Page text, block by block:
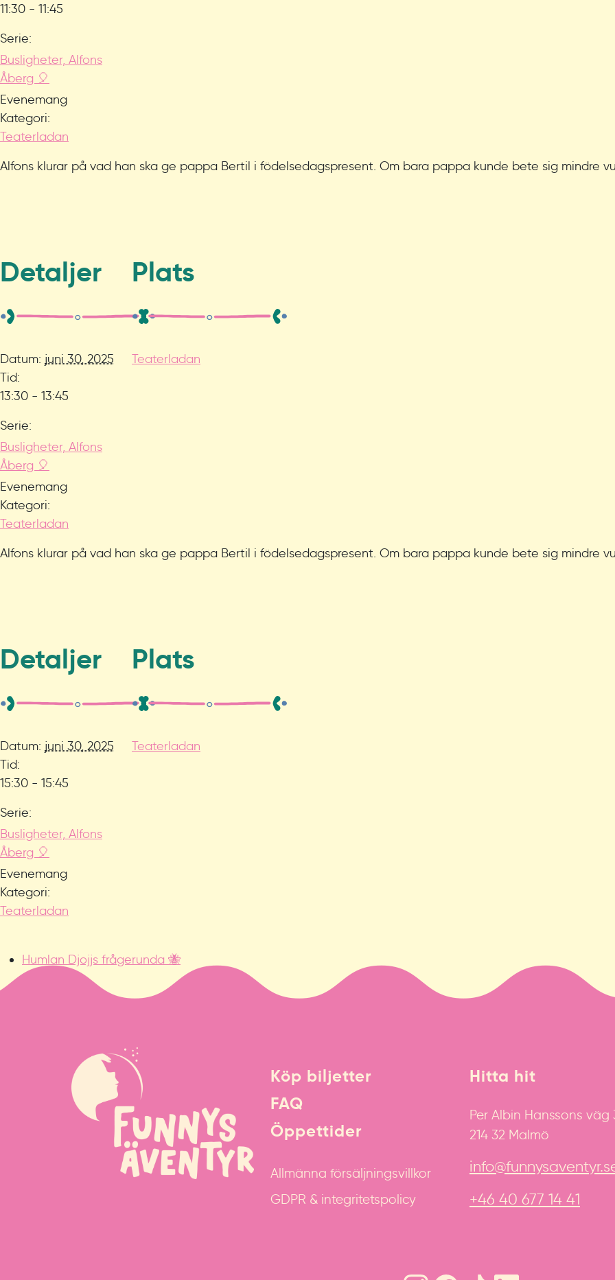
11:30 - 11:45
Serie:
Busligheter, Alfons
Åberg 🎈
Evenemang
Kategori:
Teaterladan
Alfons klurar på vad han ska ge pappa Bertil i födelsedagspresent. Om bara pappa kunde bete sig mindre
Detaljer
Datum: juni 30, 2025
Tid:
13:30 - 13:45
Serie:
Busligheter, Alfons
Åberg 🎈
Evenemang
Kategori:
Teaterladan
Plats
Teaterladan
Alfons klurar på vad han ska ge pappa Bertil i födelsedagspresent. Om bara pappa kunde bete sig mindre
Detaljer
Datum: juni 30, 2025
Tid:
15:30 - 15:45
Serie:
Busligheter, Alfons
Åberg 🎈
Evenemang
Kategori:
Teaterladan
Plats
Teaterladan
Humlan Djojjs frågerunda 🐝
Köp biljetter
FAQ
Öppettider
Allmänna försäljningsvillkor
GDPR & integritetspolicy
Hitta hit
Per Albin Hanssons väg
214 32 Malmö
+46 40 677 14 41